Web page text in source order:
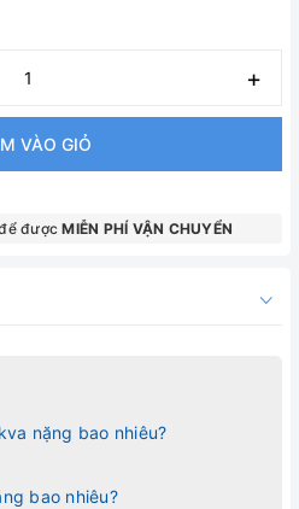
+
VÀO GIỎ
đượcMIỄN PHÍ VẬN CHUYỂN
nặng bao nhiêu?
bao nhiêu?